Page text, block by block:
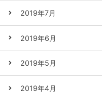
2019年7月
2019年6月
2019年5月
2019年4月